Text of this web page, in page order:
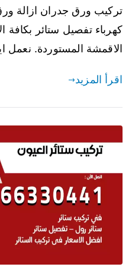
تركيب ورق جدران ازالة
كهرباء تفصيل ستائر بكافة
الاقمشة المستوردة.
اقرأ المزيد